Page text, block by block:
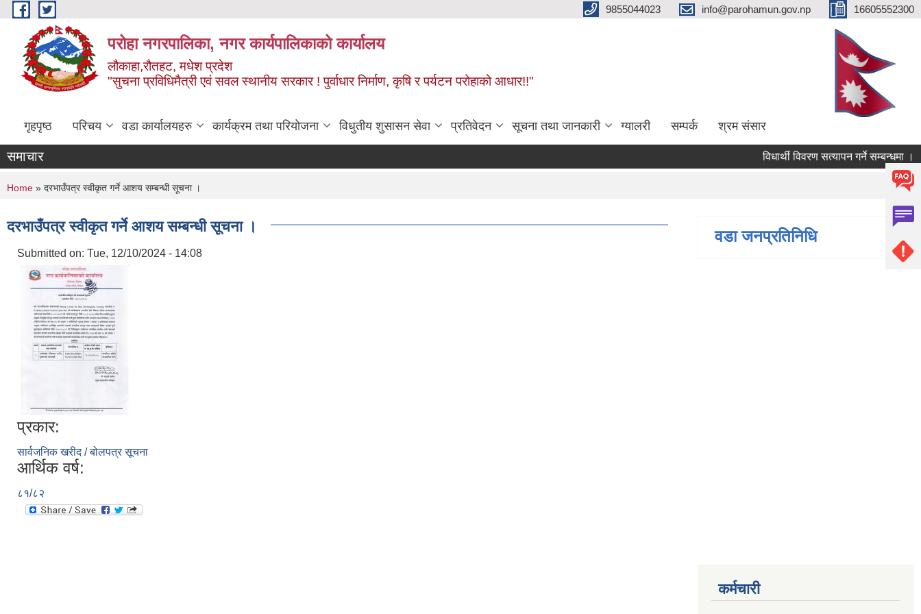
Skip to main content 9855044023 info@parohamun.gov.np 16605552300
परोहा नगरपालिका, नगर कार्यपालिकाको कार्यालय
लौकाहा,रौतहट, मधेश प्रदेश
"सुचना प्रविधिमैत्री एवं सवल स्थानीय सरकार ! पुर्वाधार निर्माण, कृषि र पर्यटन परोहाको आधार!!"
गृहपृष्ठ परिचय वडा कार्यालयहरु कार्यक्रम तथा परियोजना विधुतीय शुसासन सेवा प्रतिवेदन सूचना तथा जानकारी ग्यालरी सम्पर्क श्रम संसार
समाचार विधार्थी विवरण सत्यापन गर्ने सम्बन्धमा ।
You are here
Home » दरभाउँपत्र स्वीकृत गर्ने आशय सम्बन्धी सूचना ।
दरभाउँपत्र स्वीकृत गर्ने आशय सम्बन्धी सूचना ।
Submitted on: Tue, 12/10/2024 - 14:08
प्रकार:
सार्वजनिक खरीद / बोलपत्र सूचना
आर्थिक वर्ष:
८१/८२
वडा जनप्रतिनिधि
कर्मचारी